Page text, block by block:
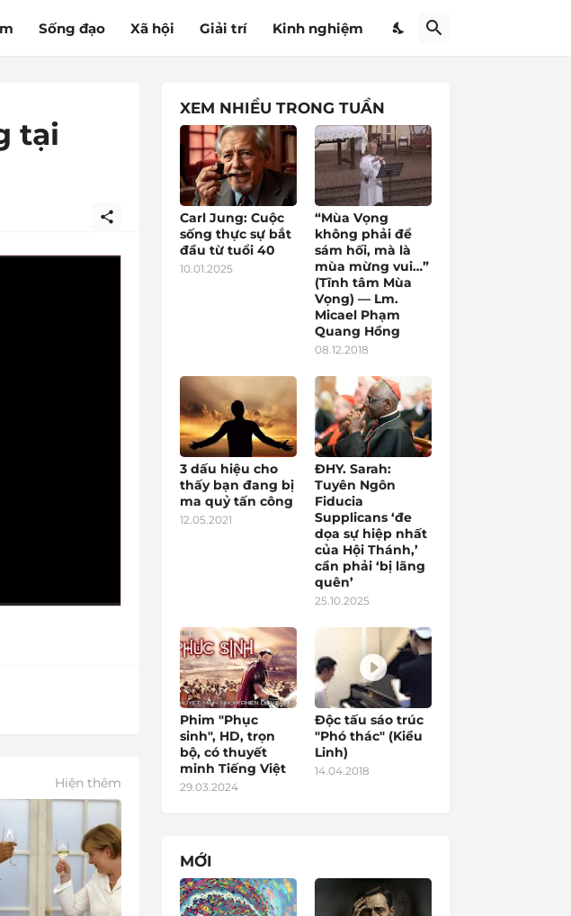
Sống đạo Xã hội Giải trí Kinh nghiệm
tại
Hiện thêm
XEM NHIỀU TRONG TUẦN
Carl Jung: Cuộc
sống thực sự bắt
đầu từ tuổi 40
10.01.2025
“Mùa Vọng
không phải để
sám hối, mà là
mùa mừng vui…”
(Tĩnh tâm Mùa
Vọng) — Lm.
Micael Phạm
Quang Hồng
08.12.2018
3 dấu hiệu cho
thấy bạn đang bị
ma quỷ tấn công
12.05.2021
ĐHY. Sarah:
Tuyên Ngôn
Fiducia
Supplicans ‘đe
dọa sự hiệp nhất
của Hội Thánh,’
cần phải ‘bị lãng
quên’
25.10.2025
Phim "Phục
sinh", HD, trọn
bộ, có thuyết
minh Tiếng Việt
29.03.2024
Độc tấu sáo trúc
"Phó thác" (Kiều
Linh)
14.04.2018
MỚI